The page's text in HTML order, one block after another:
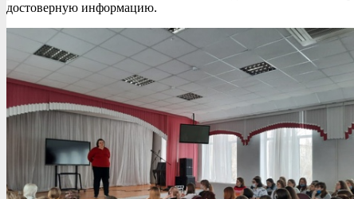
достоверную информацию.